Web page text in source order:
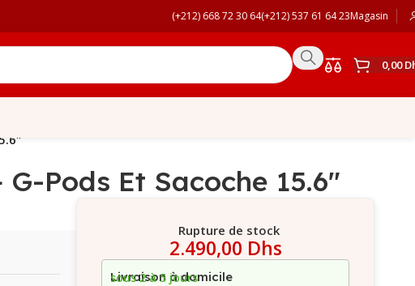
(+212) 668 72 30 64(+212) 537 61 64 23Magasin
0,00
Pods Et Sacoche 15.6″
Rupture de stock
2.490,00 Dhs
Livraison à domicile
sous 2 à 5 jours